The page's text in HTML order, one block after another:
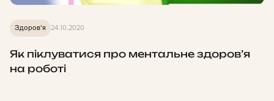
Здоров'я 24.10.2020
Як піклуватися про ментальне здоров’я
на роботі